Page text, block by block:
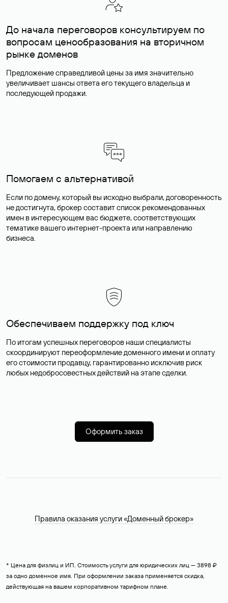
До начала переговоров консультируем по
вопросам ценообразования на вторичном
рынке доменов
Предложение справедливой цены за имя значительно
увеличивает шансы ответа его текущего владельца и
последующей продажи.
Помогаем с альтернативой
Если по домену, который вы исходно выбрали, договоренность
не достигнута, брокер составит список рекомендованных
имен в интересующем вас бюджете, соответствующих
тематике вашего интернет-проекта или направлению
бизнеса.
Обеспечиваем поддержку под ключ
По итогам успешных переговоров наши специалисты
скоординируют переоформление доменного имени и оплату
его стоимости продавцу, гарантированно исключив риск
любых недобросовестных действий на этапе сделки.
Оформить заказ
Правила оказания услуги «Доменный брокер»
* Цена для физлиц и ИП. Стоимость услуги для юридических лиц — 3898 ₽
за одно доменное имя. При оформлении заказа применяется скидка,
действующая на вашем корпоративном тарифном плане.